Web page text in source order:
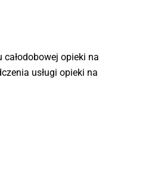
całodobowej opieki na
usługi opieki na